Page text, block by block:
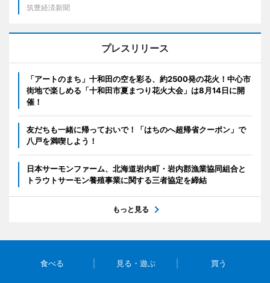
筑豊経済新聞
プレスリリース
「アートのまち」十和田の空を彩る、約2500発の花火！中心市
街地で楽しめる「十和田市夏まつり花火大会」は8月14日に開
催！
友だちも一緒に帰っておいで！「はちのへ超帰省クーポン」で
八戸を満喫しよう！
日本サーモンファーム、北海道岩内町・岩内郡漁業協同組合と
トラウトサーモン養殖事業に関する三者協定を締結
もっと見る
食べる 見る・遊ぶ 買う